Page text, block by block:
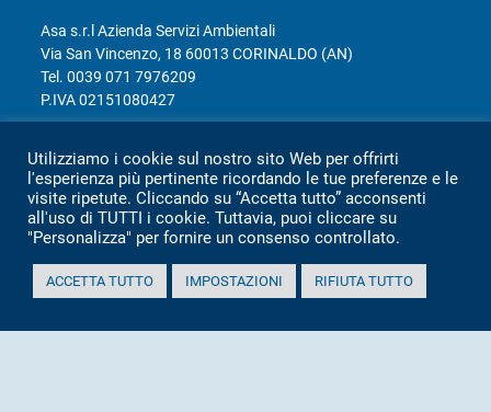
Asa s.r.l Azienda Servizi Ambientali
Via San Vincenzo, 18 60013 CORINALDO (AN)
Tel.0039 071 7976209
P.IVA 02151080427
Totale visitatori amministrazione trasparente:
periodo
visitatori
anno 2025
2.360
anno 2024
2.097
anno 2023
1.803
Utilizziamo i cookie sul nostro sito Web per offrirti
l'esperienza più pertinente ricordando le tue preferenze e le
visite ripetute. Cliccando su “Accetta tutto” acconsenti
all'uso di TUTTI i cookie. Tuttavia, puoi cliccare su
"Personalizza" per fornire un consenso controllato.
ACCETTA TUTTO IMPOSTAZIONI RIFIUTA TUTTO